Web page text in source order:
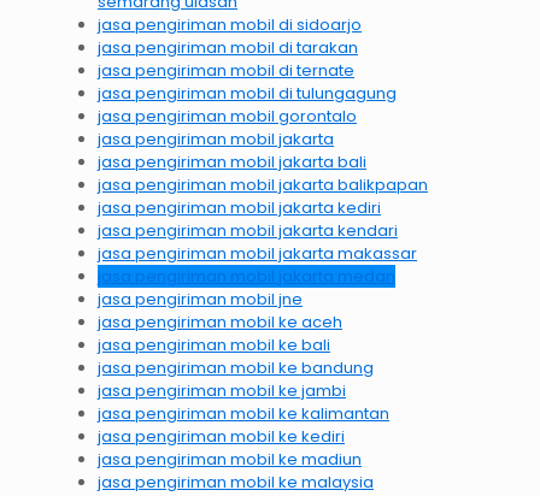
jasa pengiriman mobil di sidoarjo
jasa pengiriman mobil di tarakan
jasa pengiriman mobil di ternate
jasa pengiriman mobil di tulungagung
jasa pengiriman mobil gorontalo
jasa pengiriman mobil jakarta
jasa pengiriman mobil jakarta bali
jasa pengiriman mobil jakarta balikpapan
jasa pengiriman mobil jakarta kediri
jasa pengiriman mobil jakarta kendari
jasa pengiriman mobil jakarta makassar
jasa pengiriman mobil jakarta medan
jasa pengiriman mobil jne
jasa pengiriman mobil ke aceh
jasa pengiriman mobil ke bali
jasa pengiriman mobil ke bandung
jasa pengiriman mobil ke jambi
jasa pengiriman mobil ke kalimantan
jasa pengiriman mobil ke kediri
jasa pengiriman mobil ke madiun
jasa pengiriman mobil ke malaysia